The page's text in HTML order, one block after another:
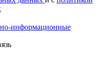
информационные